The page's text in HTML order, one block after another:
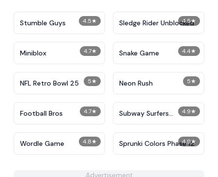
4.5★
Stumble Guys 4.5★
Sledge Rider Unblocked
4.7★
Miniblox 4.4★
Snake Game
5★
NFL Retro Bowl 25 5★
Neon Rush
4.7★
Football Bros 4.9★
Subway Surfers
Unblocked
4.8★
Wordle Game 4.9★
Sprunki Colors Phase 12
Advertisement